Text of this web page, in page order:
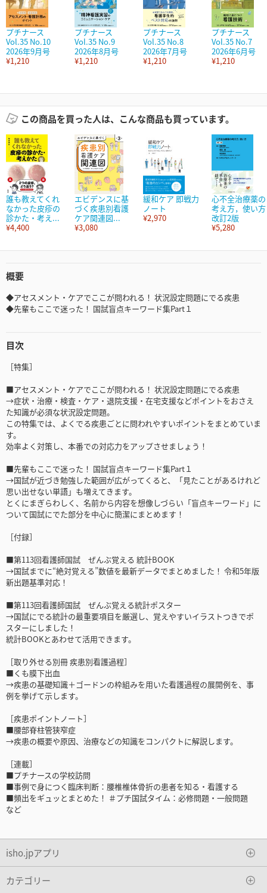
プチナース
Vol.35 No.10
2026年9月号
¥1,210
プチナース
Vol.35 No.9
2026年8月号
¥1,210
プチナース
Vol.35 No.8
2026年7月号
¥1,210
プチナース
Vol.35 No.7
2026年6月号
¥1,210
この商品を買った人は、こんな商品も買っています。
誰も教えてくれ
なかった皮疹の
診かた・考え...
¥4,400
エビデンスに基
づく疾患別看護
ケア関連図...
¥3,080
緩和ケア 即戦力
ノート
¥2,970
心不全治療薬の
考え方，使い方
改訂2版
¥5,280
概要
◆アセスメント・ケアでここが問われる！ 状況設定問題にでる疾患
◆先輩もここで迷った！ 国試盲点キーワード集Part１
目次
［特集］
■アセスメント・ケアでここが問われる！ 状況設定問題にでる疾患
→症状・治療・検査・ケア・退院支援・在宅支援などポイントをおさえ
た知識が必須な状況設定問題。
この特集では、よくでる疾患ごとに問われやすいポイントをまとめていま
す。
効率よく対策し、本番での対応力をアップさせましょう！
■先輩もここで迷った！ 国試盲点キーワード集Part１
→国試が近づき勉強した範囲が広がってくると、「見たことがあるけれど
思い出せない単語」も増えてきます。
とくにまぎらわしく、名前から内容を想像しづらい「盲点キーワード」に
ついて国試にでた部分を中心に簡潔にまとめます！
［付録］
■第113回看護師国試 ぜんぶ覚える 統計BOOK
→国試までに“絶対覚える”数値を最新データでまとめました！ 令和5年版
新出題基準対応！
■第113回看護師国試 ぜんぶ覚える統計ポスター
→国試にでる統計の最重要項目を厳選し、覚えやすいイラストつきでポ
スターにしました！
統計BOOKとあわせて活用できます。
［取り外せる別冊 疾患別看護過程］
■くも膜下出血
→疾患の基礎知識＋ゴードンの枠組みを用いた看護過程の展開例を、事
例を挙げて示します。
［疾患ポイントノート］
■腰部脊柱管狭窄症
→疾患の概要や原因、治療などの知識をコンパクトに解説します。
［連載］
■プチナースの学校訪問
■事例で身につく臨床判断：腰椎椎体骨折の患者を知る・看護する
■頻出をギュッとまとめた！ ＃プチ国試タイム：必修問題・一般問題
など
isho.jpアプリ
カテゴリー